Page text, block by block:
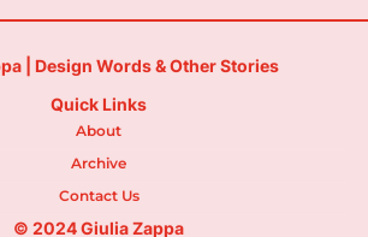
| Design Words & Other Stories
Quick Links
About
Archive
Contact Us
© 2024 Giulia Zappa